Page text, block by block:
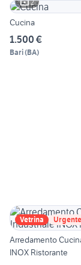
2
Cucina
1.500 €
Bari(BA)
Vetrina Urgente
Arredamento
INOX Ristorante